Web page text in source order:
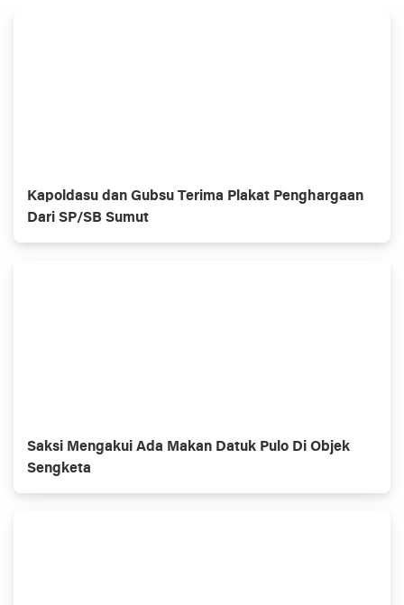
Kapoldasu dan Gubsu Terima Plakat Penghargaan
Dari SP/SB Sumut
Saksi Mengakui Ada Makan Datuk Pulo Di Objek
Sengketa